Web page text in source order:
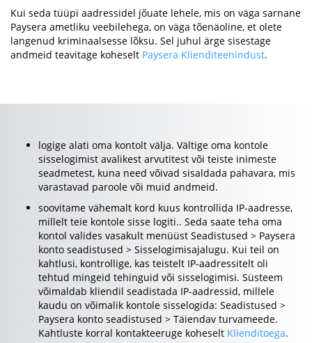
Kui seda tüüpi aadressidel jõuate lehele, mis on väga sarnane
Paysera ametliku veebilehega, on väga tõenäoline, et olete
langenud kriminaalsesse lõksu. Sel juhul ärge sisestage
andmeid teavitage koheselt Paysera Klienditeenindust.
logige alati oma kontolt välja. Vältige oma kontole
sisselogimist avalikest arvutitest või teiste inimeste
seadmetest, kuna need võivad sisaldada pahavara, mis
varastavad paroole või muid andmeid.
soovitame vähemalt kord kuus kontrollida IP-aadresse,
millelt teie kontole sisse logiti.. Seda saate teha oma
kontol valides vasakult menüüst Seadistused > Paysera
konto seadistused > Sisselogimisajalugu. Kui teil on
kahtlusi, kontrollige, kas teistelt IP-aadressitelt oli
tehtud mingeid tehinguid või sisselogimisi. Süsteem
võimaldab kliendil seadistada IP-aadressid, millele
kaudu on võimalik kontole sisselogida: Seadistused >
Paysera konto seadistused > Täiendav turvameede.
Kahtluste korral kontakteeruge koheselt Klienditoega.